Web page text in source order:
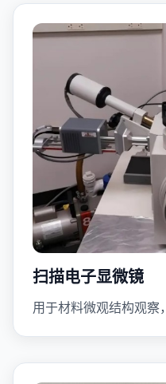
扫描电子显微镜
用于材料微观结构观察